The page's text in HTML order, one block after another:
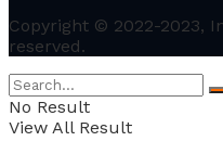
Copyright © 2022-2023,
reserved.
No Result
View All Result